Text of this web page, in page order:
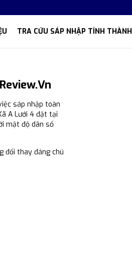
TRA CỨU SÁP NHẬP TỈNH THÀNH
sáp nhập toàn
A Lưới 4 đặt tại
mật độ dân số
đổi thay đáng chú